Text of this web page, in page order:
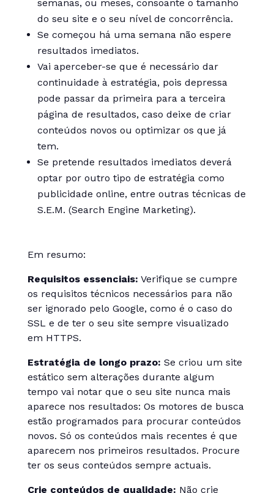
semanas, ou meses, consoante o tamanho
do seu site e o seu nível de concorrência.
Se começou há uma semana não espere
resultados imediatos.
Vai aperceber-se que é necessário dar
continuidade à estratégia, pois depressa
pode passar da primeira para a terceira
página de resultados, caso deixe de criar
conteúdos novos ou optimizar os que já
tem.
Se pretende resultados imediatos deverá
optar por outro tipo de estratégia como
publicidade online, entre outras técnicas de
S.E.M. (Search Engine Marketing).
Em resumo:
Requisitos essenciais: Verifique se cumpre
os requisitos técnicos necessários para não
ser ignorado pelo Google, como é o caso do
SSL e de ter o seu site sempre visualizado
em HTTPS.
Estratégia de longo prazo: Se criou um site
estático sem alterações durante algum
tempo vai notar que o seu site nunca mais
aparece nos resultados: Os motores de busca
estão programados para procurar conteúdos
novos. Só os conteúdos mais recentes é que
aparecem nos primeiros resultados. Procure
ter os seus conteúdos sempre actuais.
Crie conteúdos de qualidade: Não crie